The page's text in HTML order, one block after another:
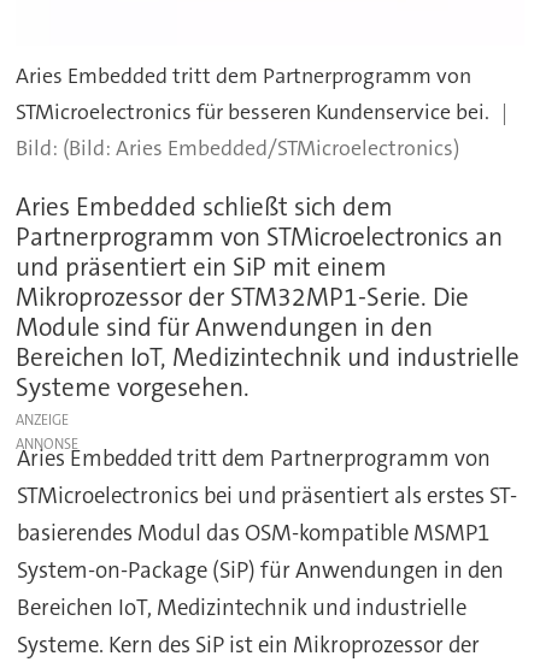
Aries Embedded tritt dem Partnerprogramm von
STMicroelectronics für besseren Kundenservice bei.
(Bild: Aries Embedded/STMicroelectronics)
Aries Embedded schließt sich dem
Partnerprogramm von STMicroelectronics an
und präsentiert ein SiP mit einem
Mikroprozessor der STM32MP1-Serie. Die
Module sind für Anwendungen in den
Bereichen IoT, Medizintechnik und industrielle
Systeme vorgesehen.
ANZEIGE
Aries Embedded tritt dem Partnerprogramm von
STMicroelectronics bei und präsentiert als erstes ST-
basierendes Modul das OSM-kompatible MSMP1
System-on-Package (SiP) für Anwendungen in den
Bereichen IoT, Medizintechnik und industrielle
Systeme. Kern des SiP ist ein Mikroprozessor der